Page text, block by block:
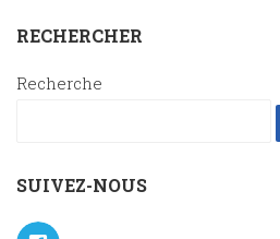
RECHERCHER
Recherche
SUIVEZ-NOUS